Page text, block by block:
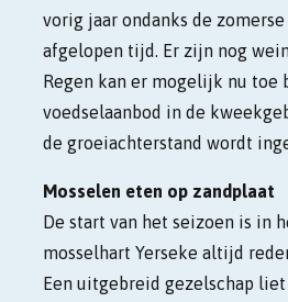
vorig jaar ondanks de
afgelopen tijd. Er zijn nog
Regen kan er mogelijk nu toe
voedselaanbod in de
de groeiachterstand wordt
Mosselen eten op zandplaat
De start van het seizoen is in
mosselhart Yerseke altijd
Een uitgebreid gezelschap liet